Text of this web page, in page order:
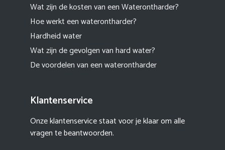
Wat zijn de kosten van een Waterontharder?
Hoe werkt een waterontharder?
Hardheid water
Wat zijn de gevolgen van hard water?
De voordelen van een waterontharder
Klantenservice
Onze klantenservice staat voor je klaar om alle
vragen te beantwoorden.